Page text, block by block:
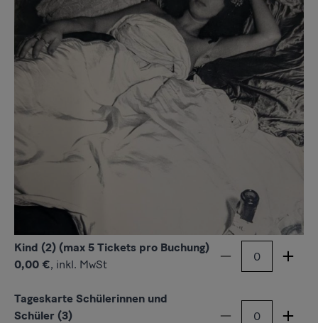
Ticket gültig für:Sieben Sünden. Kunst zwischen
Versuchung und Widerstand
Laufzeit:19.06.2026—06.09.2026
Öffnungszeiten:
Mittwoch bis Freitag 15 - 19 Uhr,
Samstag bis Sonntag 11 - 18 Uhr, Montag geschlossen
Erwachsene
5,00 €
inkl. MwSt
Archiv der Avantgarden
Ermäßigt (1)
inkl. MwSt
Archiv der Avantgarden ermäßigte
Menge
Anzahl
Kind (2) (max 5 Tickets pro Buchung)
0,00 €, inkl. MwSt Anzahl
Tageskarte Schülerinnen und
Schüler (3)